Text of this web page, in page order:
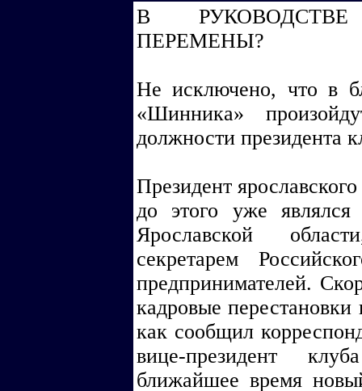
В
ПЕРЕМЕНЫ?
Не исключено, что в
«Шинника»
должности президента
Президент
до этого уже
Ярославской
секретарем
предпринимателей.
кадровые
как сообщил
вице-президент
ближайшее время